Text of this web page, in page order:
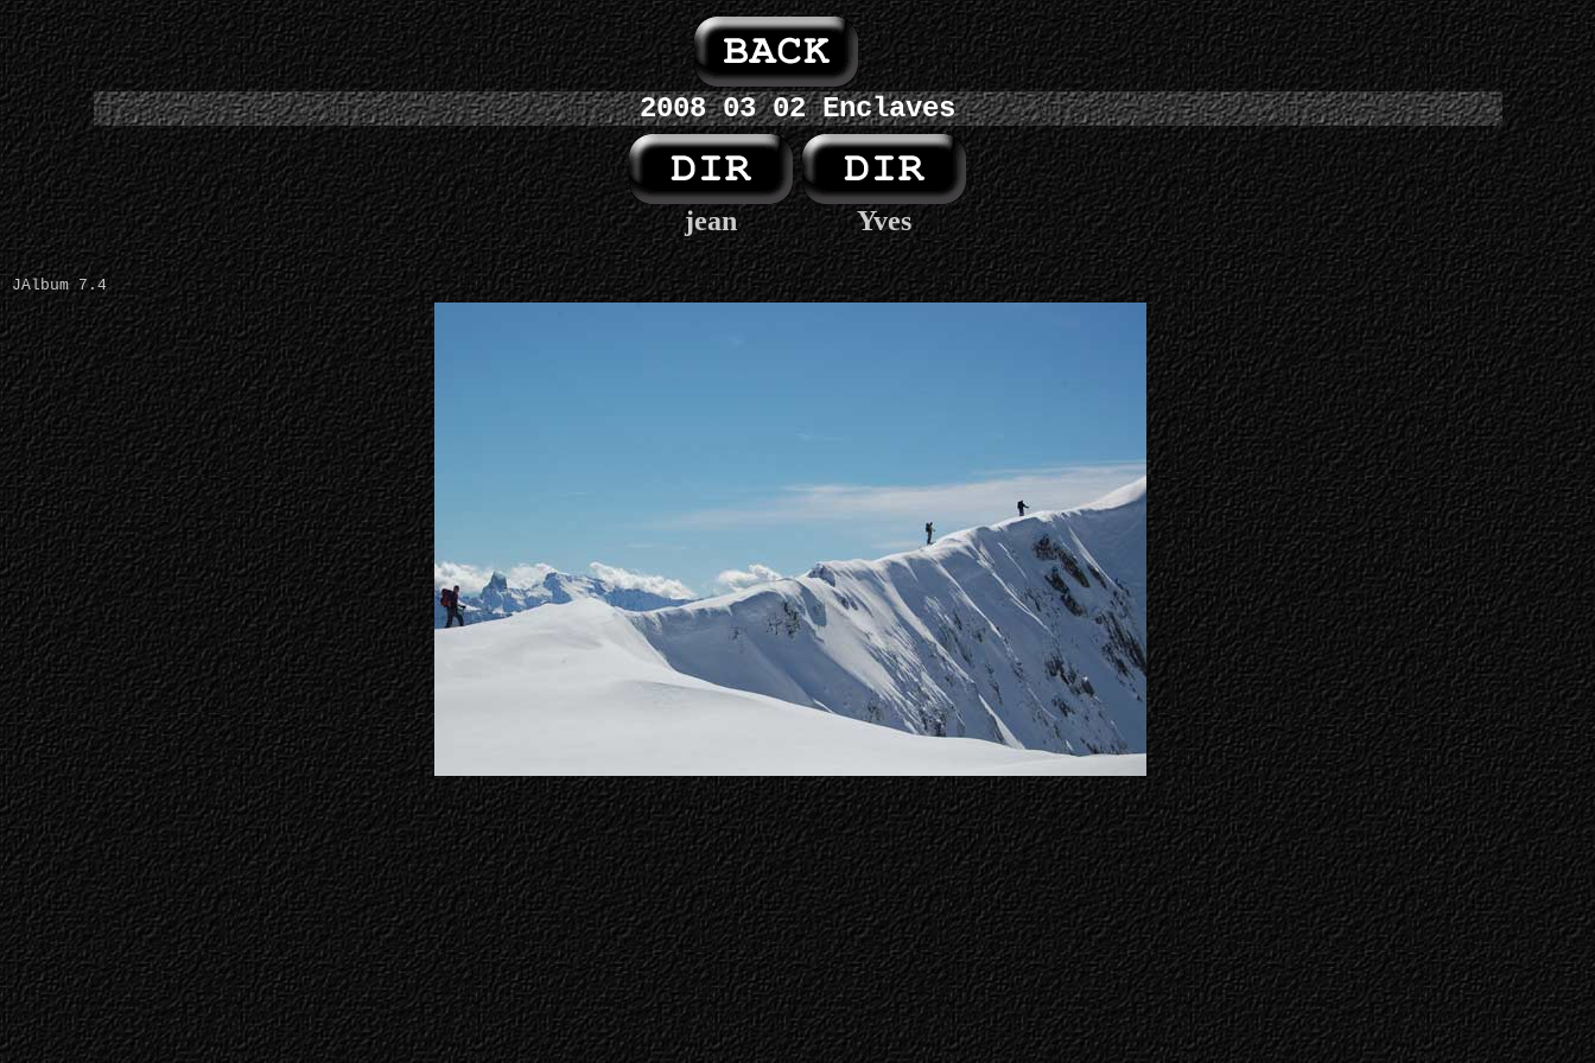
2008 03 02 Enclaves
jean Yves
JAlbum 7.4